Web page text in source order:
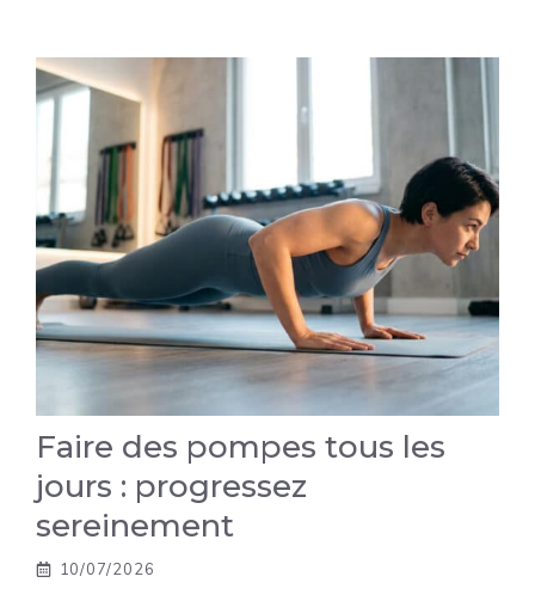
Faire des pompes tous les
jours : progressez
sereinement
10/07/2026